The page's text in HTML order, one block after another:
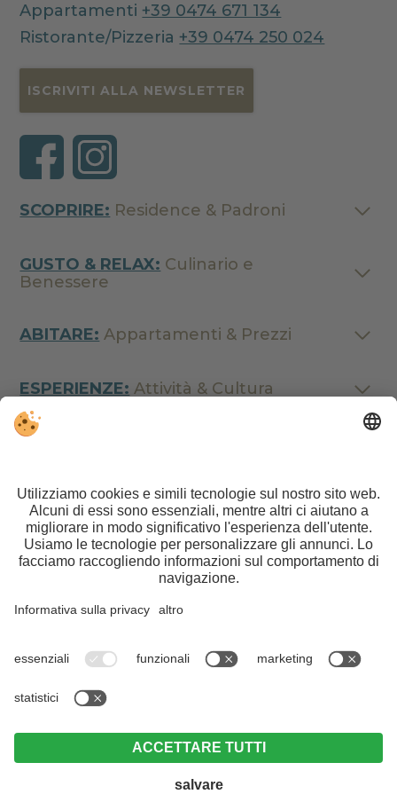
Appartamenti +39 0474 671 134
Ristorante/Pizzeria +39 0474 250 024
ISCRIVITI ALLA NEWSLETTER
SCOPRIRE: Residence & Padroni
GUSTO & RELAX: Culinario e
Benessere
ABITARE: Appartamenti & Prezzi
ESPERIENZE: Attività & Cultura
Part. IVA IT01140600212 | CIN:
Impostazioni cookie individuali